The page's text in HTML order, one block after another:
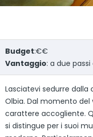
Budget:€€
Vantaggio: a due
Lasciatevi sedurre
Olbia. Dal momento del
carattere accogliente.
si distingue per i suoi